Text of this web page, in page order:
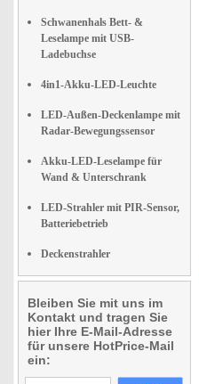
Schwanenhals Bett- &
Leselampe mit USB-
Ladebuchse
4in1-Akku-LED-Leuchte
LED-Außen-Deckenlampe mit
Radar-Bewegungssensor
Akku-LED-Leselampe für
Wand & Unterschrank
LED-Strahler mit PIR-Sensor,
Batteriebetrieb
Deckenstrahler
Bleiben Sie mit uns im
Kontakt und tragen Sie
hier Ihre E-Mail-Adresse
für unsere HotPrice-Mail
ein: